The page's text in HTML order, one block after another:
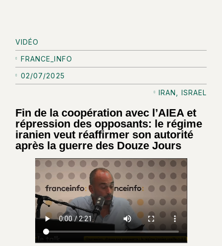
VIDÉO
FRANCE_INFO
02/07/2025
IRAN
ISRAEL
Fin de la coopération avec l’AIEA et
répression des opposants: le régime
iranien veut réaffirmer son autorité
après la guerre des Douze Jours